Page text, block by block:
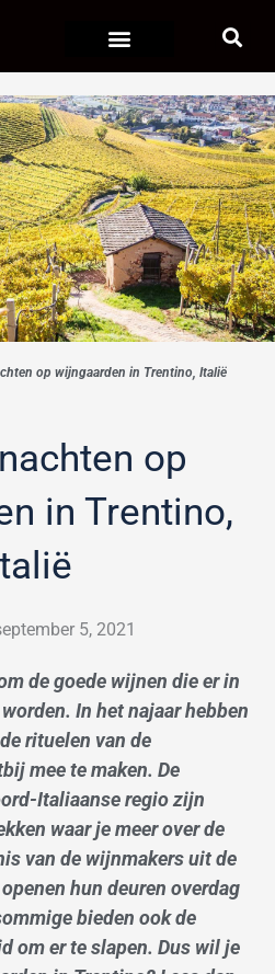
op wijngaarden in Trentino, Italië
op
in Trentino,
5, 2021
de goede wijnen die er in
In het najaar hebben
rituelen van de
mee te maken. De
Italiaanse regio zijn
waar je meer over de
van de wijnmakers uit de
hun deuren overdag
bieden ook de
om er te slapen. Dus wil je